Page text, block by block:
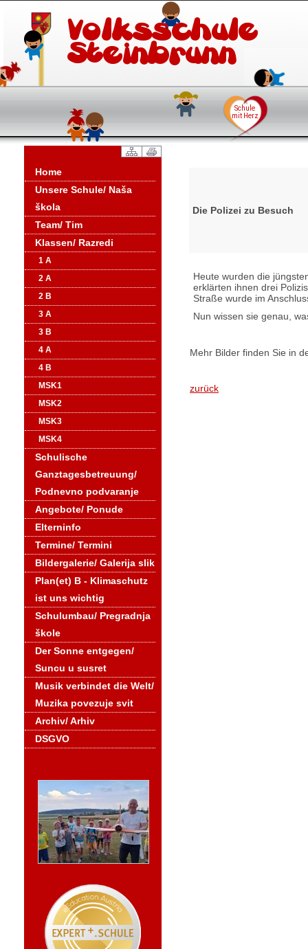
Home
Unsere Schule/ Naša
škola
Team/ Tim
Klassen/ Razredi
1 A
2 A
2 B
3 A
3 B
4 A
4 B
MSK1
MSK2
MSK3
MSK4
Schulische
Ganztagesbetreuung/
Podnevno podvaranje
Angebote/ Ponude
Elterninfo
Termine/ Termini
Bildergalerie/ Galerija slik
Plan(et) B - Klimaschutz
ist uns wichtig
Schulumbau/ Pregradnja
škole
Der Sonne entgegen/
Suncu u susret
Musik verbindet die Welt/
Muzika povezuje svit
Archiv/ Arhiv
DSGVO
Die Polizei zu Besuch
Heute wurden die
erklärten ihnen drei
Straße wurde im
Nun wissen sie genau,
Mehr Bilder finden Sie in
zurück